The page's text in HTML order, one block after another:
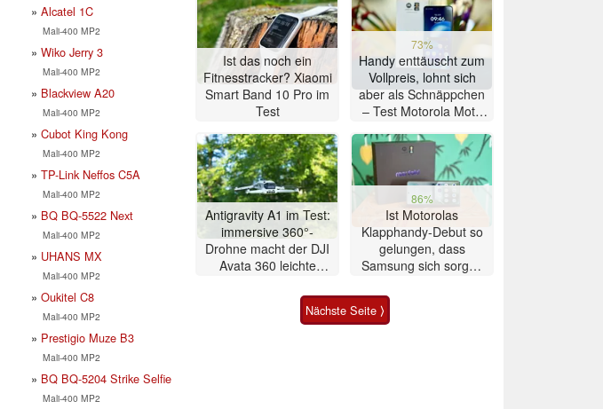
Alcatel 1C
Mali-400 MP2
Wiko Jerry 3
Mali-400 MP2
Blackview A20
Mali-400 MP2
Cubot King Kong
Mali-400 MP2
TP-Link Neffos C5A
Mali-400 MP2
BQ BQ-5522 Next
Mali-400 MP2
UHANS MX
Mali-400 MP2
Oukitel C8
Mali-400 MP2
Prestigio Muze B3
Mali-400 MP2
BQ BQ-5204 Strike Selfie
Mali-400 MP2
Ist das noch ein
Fitnesstracker? Xiaomi
Smart Band 10 Pro im
Test
73%
Handy enttäuscht zum
Vollpreis, lohnt sich
aber als Schnäppchen
– Test Motorola Moto
Antigravity A1 im Test:
immersive 360°-
Drohne macht der DJI
Avata 360 leichte
86%
Ist Motorolas
Klapphandy-Debut so
gelungen, dass
Samsung sich sorgen
Smartphone im Test
Nächste Seite ⟩